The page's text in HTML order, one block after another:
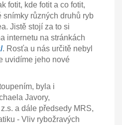
fotit, kde fotit a co fotit,
snímky různých druhů ryb
Jistě stojí za to si
internetu na stránkách
. Rosťa u nás určitě nebyl
uvidíme jeho nové
byla i
Javory,
a dále předsedy MRS,
- Vliv rybožravých